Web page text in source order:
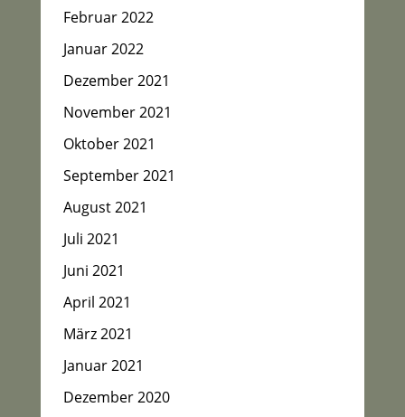
Februar 2022
Januar 2022
Dezember 2021
November 2021
Oktober 2021
September 2021
August 2021
Juli 2021
Juni 2021
April 2021
März 2021
Januar 2021
Dezember 2020